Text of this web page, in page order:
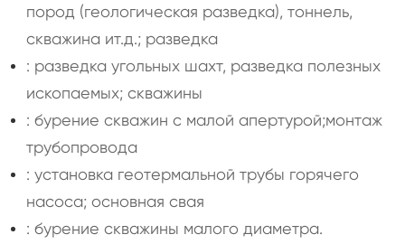
пород (геологическая разведка), тоннель,
скважина ит.д.; разведка
: разведка угольных шахт, разведка полезных
ископаемых; скважины
: бурение скважин с малой апертурой;монтаж
трубопровода
: установка геотермальной трубы горячего
насоса; основная свая
: бурение скважины малого диаметра.